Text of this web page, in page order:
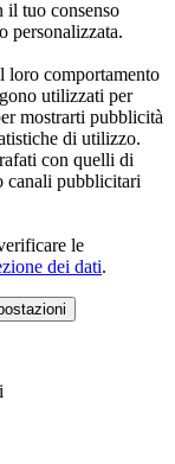
il tuo consenso
personalizzata.
loro comportamento
utilizzati per
mostrarti pubblicità
di utilizzo.
con quelli di
canali pubblicitari
le
dei dati.